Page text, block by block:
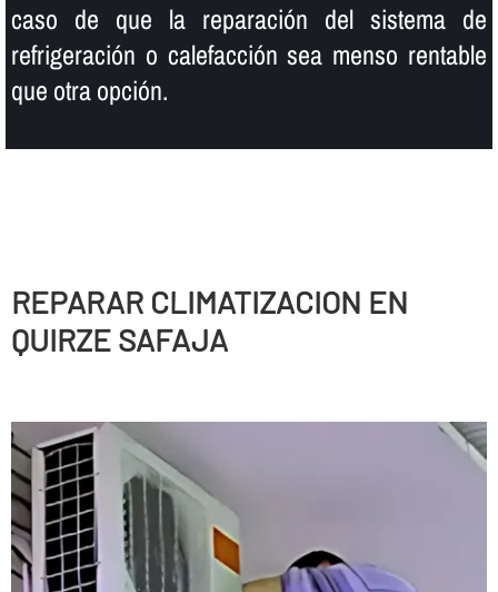
caso de que la reparación del sistema de
refrigeración o calefacción sea menso rentable
que otra opción.
REPARAR CLIMATIZACION EN
QUIRZE SAFAJA